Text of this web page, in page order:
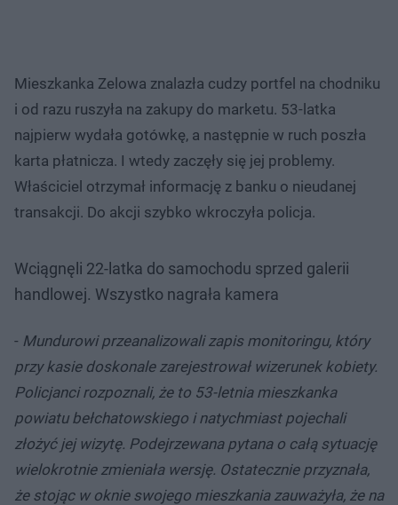
Mieszkanka Zelowa znalazła cudzy portfel na chodniku
i od razu ruszyła na zakupy do marketu. 53-latka
najpierw wydała gotówkę, a następnie w ruch poszła
karta płatnicza. I wtedy zaczęły się jej problemy.
Właściciel otrzymał informację z banku o nieudanej
transakcji. Do akcji szybko wkroczyła policja.
Wciągnęli 22-latka do samochodu sprzed galerii
handlowej. Wszystko nagrała kamera
- Mundurowi przeanalizowali zapis monitoringu, który
przy kasie doskonale zarejestrował wizerunek kobiety.
Policjanci rozpoznali, że to 53-letnia mieszkanka
powiatu bełchatowskiego i natychmiast pojechali
złożyć jej wizytę. Podejrzewana pytana o całą sytuację
wielokrotnie zmieniała wersję. Ostatecznie przyznała,
że stojąc w oknie swojego mieszkania zauważyła, że na